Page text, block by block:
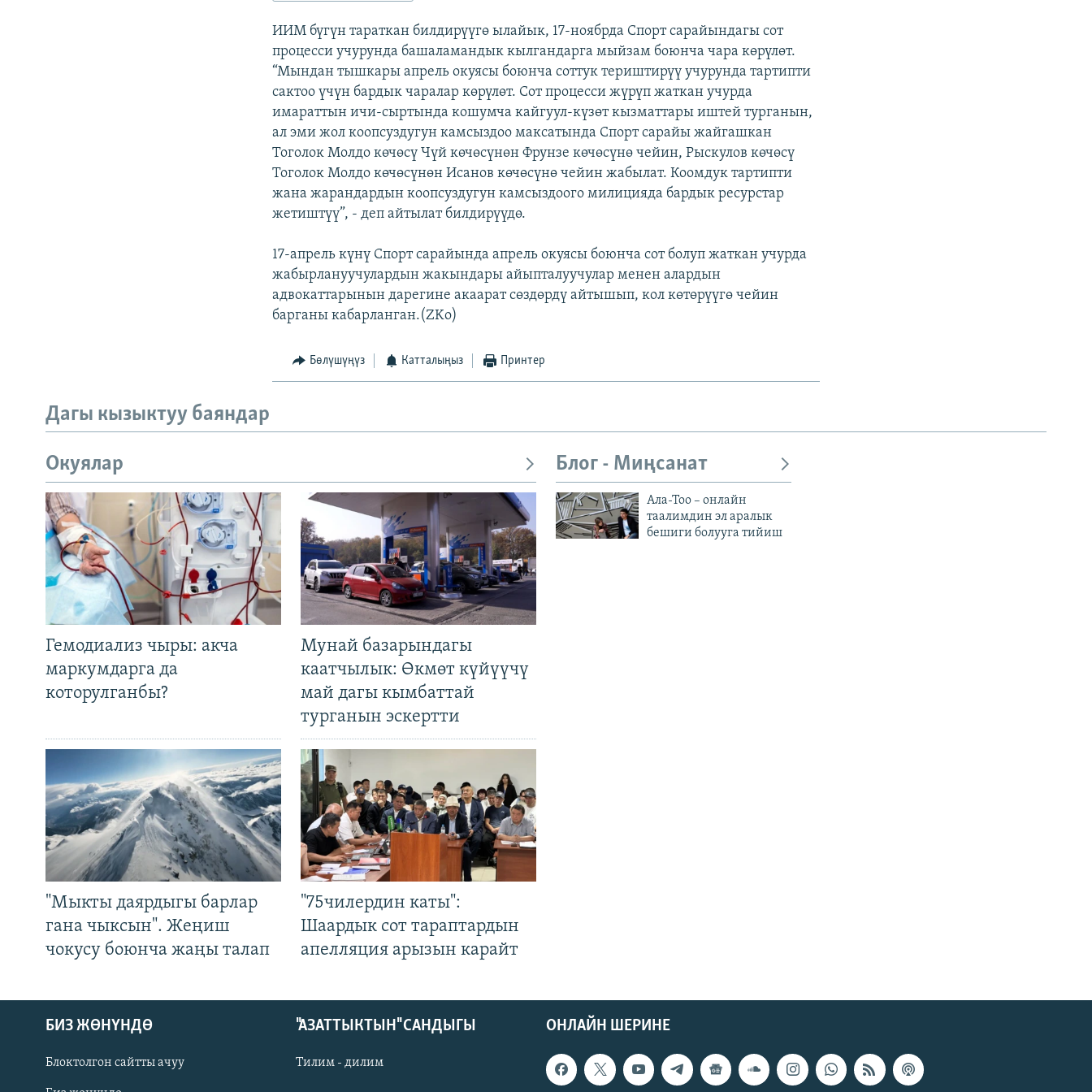
ИИМ бүгүн тараткан билдирүүгө ылайык, 17-ноябрда Спорт сарайындагы сот
процесси учурунда башаламандык кылгандарга мыйзам боюнча чара көрүлөт.
“Мындан тышкары апрель окуясы боюнча соттук териштирүү учурунда тартипти
сактоо үчүн бардык чаралар көрүлөт. Сот процесси жүрүп жаткан учурда
имараттын ичи-сыртында кошумча кайгуул-күзөт кызматтары иштей турганын,
ал эми жол коопсуздугун камсыздоо максатында Спорт сарайы жайгашкан
Тоголок Молдо көчөсү Чүй көчөсүнөн Фрунзе көчөсүнө чейин, Рыскулов көчөсү
Тоголок Молдо көчөсүнөн Исанов көчөсүнө чейин жабылат. Коомдук тартипти
жана жарандардын коопсуздугун камсыздоого милицияда бардык ресурстар
жетиштүү”, - деп айтылат билдирүүдө.
17-апрель күнү Спорт сарайында апрель окуясы боюнча сот болуп жаткан учурда
жабырлануучулардын жакындары айыпталуучулар менен алардын
адвокаттарынын дарегине акаарат сөздөрдү айтышып, кол көтөрүүгө чейин
барганы кабарланган.(ZKo)
Бөлүшүңүз Катталыңыз Принтер
Дагы кызыктуу баяндар
Окуялар
Гемодиализ чыры: акча
маркумдарга да
которулганбы?
Мунай базарындагы
каатчылык: Өкмөт күйүүчү
май дагы кымбаттай
турганын эскертти
"Мыкты даярдыгы барлар
гана чыксын". Жеңиш
чокусу боюнча жаңы талап
"75чилердин каты":
Шаардык сот тараптардын
апелляция арызын карайт
Блог - Миңсанат
Ала-Тоо – онлайн
таалимдин эл аралык
бешиги болууга тийиш
ОНЛАЙН ШЕРИНЕ
БИЗ ЖӨНҮНДӨ
Блоктолгон сайтты ачуу
"АЗАТТЫКТЫН" САНДЫГЫ
Тилим - дилим